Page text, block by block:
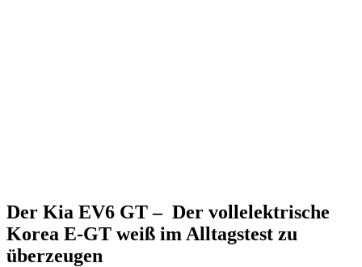
Der Kia EV6 GT – Der vollelektrische
Korea E-GT weiß im Alltagstest zu
überzeugen